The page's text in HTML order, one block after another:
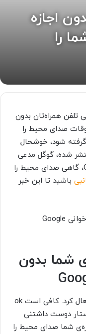
اجازه
را
تلفن همراه‌تان بدون
صدای محیط را
شود، خوشحال
شده، گوگل مدعی
Google Assistant، گاهی صدای محیط را
باشید تا این خبر
شما بدون
دستیار صوتی گوگل را می‌توان به‌راحتی فعال کرد. کافی است ok
دوست داشتنی
شما صدای محیط را